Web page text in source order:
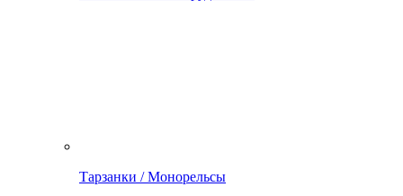
Тарзанки / Монорельсы